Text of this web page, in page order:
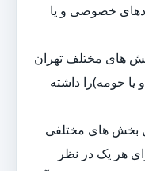
خصوصی و یا
های مختلف تهران
حومه)را داشته
بخش های مختلفی
هر یک در نظر